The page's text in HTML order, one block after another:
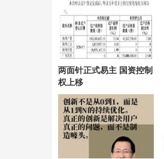
两面针正式易主 国资控制
权上移